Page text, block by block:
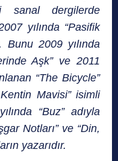
dergilerde
yılında “Pasifik
Bunu 2009 yılında
Aşk” ve 2011
“The Bicycle”
Mavisi” isimli
“Buz” adıyla
Notları” ve “Din,
yazarıdır.